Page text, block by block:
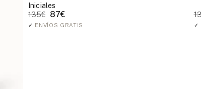
Iniciales
135€ 87€
✓ ENVÍOS GRATIS ✓